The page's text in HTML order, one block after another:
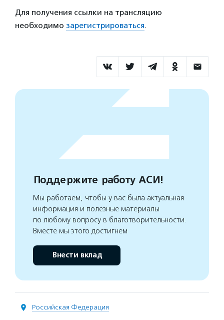
Для получения ссылки на трансляцию
необходимо зарегистрироваться.
Поддержите работу АСИ!
Мы работаем, чтобы у вас была актуальная
информация и полезные материалы
по любому вопросу в благотворительности.
Вместе мы этого достигнем
Внести вклад
Российская Федерация